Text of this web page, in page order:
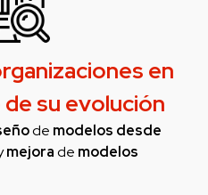
en
su evolución
de modelos desde
mejorade modelos